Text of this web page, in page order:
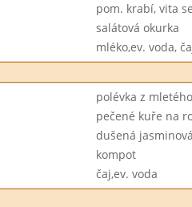
pom. krabí, vita
salátová okurka
mléko,ev. voda,
polévka z
pečené kuře na
dušená
kompot
čaj,ev. voda